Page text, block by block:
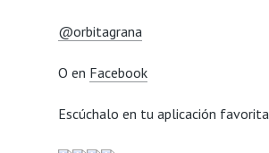
@orbitagrana
O en Facebook
Escúchalo en tu aplicación favorita